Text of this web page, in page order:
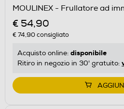
MOULINEX - Frullatore ad
€ 54,90
€ 74,90consigliato
Acquisto online: disponibile
Ritiro in negozio in 30' gratuito: